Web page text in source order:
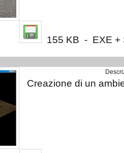
155 KB - EXE +
Creazione di un